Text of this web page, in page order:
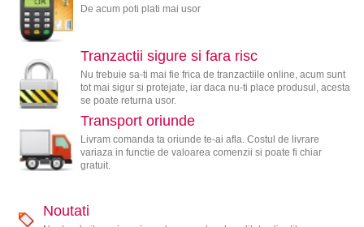
De acum poti plati mai usor
Tranzactii sigure si fara risc
Nu trebuie sa-ti mai fie frica de tranzactiile online, acum sunt
tot mai sigur si protejate, iar daca nu-ti place produsul, acesta
se poate returna usor.
Transport oriunde
Livram comanda ta oriunde te-ai afla. Costul de livrare
variaza in functie de valoarea comenzii si poate fi chiar
gratuit.
Noutati